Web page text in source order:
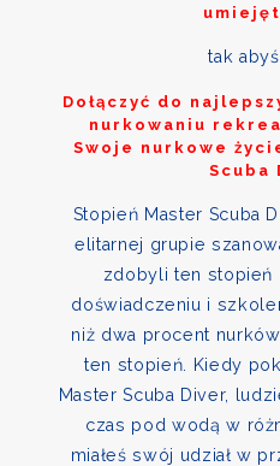
tak
Dołączyć do
nurkowaniu
Swoje nurkowe
Scuba
Stopień Master Scuba
elitarnej grupie
zdobyli ten stopień
doświadczeniu i
niż dwa procent
ten stopień. Kiedy
Master Scuba Diver,
czas pod wodą w
miałeś swój udział w